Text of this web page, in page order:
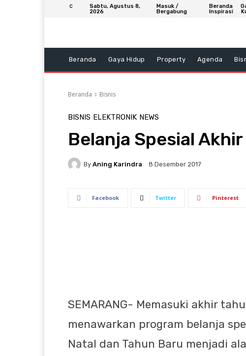
C
Sabtu, Agustus 8,
2026
Masuk /
Bergabung
Beranda
Inspirasi
Beranda Gaya Hidup Property Agenda
Beranda Bisnis
BISNIS ELEKTRONIK NEWS
Belanja Spesial Akhir
By Aning Karindra 8 Desember 2017
Facebook Twitter Pinterest
SEMARANG- Memasuki akhir
menawarkan program belanja
Natal dan Tahun Baru menjadi